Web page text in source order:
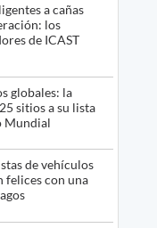
a cañas
los
de ICAST
globales: la
sitios a su lista
Mundial
de vehículos
felices con una